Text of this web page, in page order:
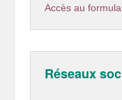
Accès au
Réseaux